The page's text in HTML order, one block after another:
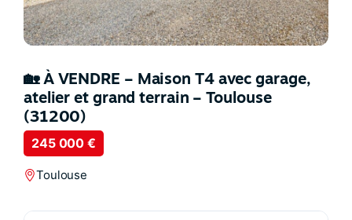
🏡 À VENDRE – Maison T4 avec garage,
atelier et grand terrain – Toulouse
(31200)
245 000 €
Toulouse